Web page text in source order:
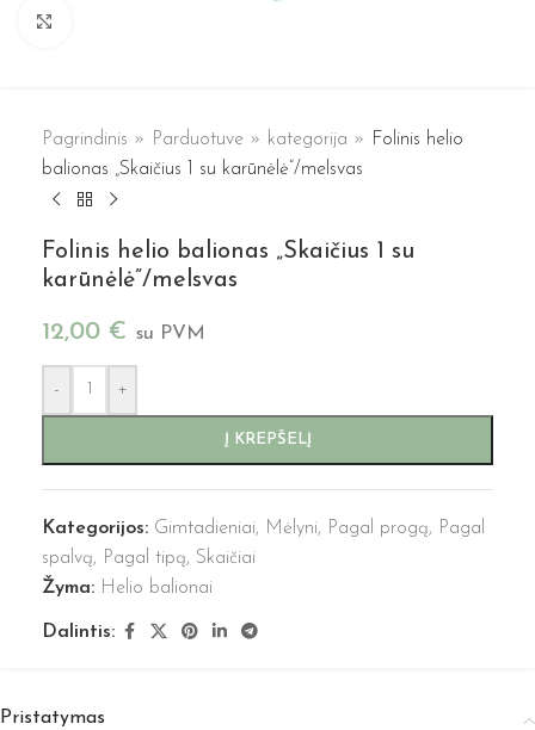
Pagrindinis » Parduotuve » kategorija » Folinis helio
balionas „Skaičius 1 su karūnėlė”/melsvas
Folinis helio balionas „Skaičius 1 su
karūnėlė”/melsvas
12,00 € su PVM
- +
Į KREPŠELĮ
Kategorijos: Gimtadieniai, Mėlyni, Pagal progą, Pagal
spalvą, Pagal tipą, Skaičiai
Žyma: Helio balionai
Dalintis:
Pristatymas